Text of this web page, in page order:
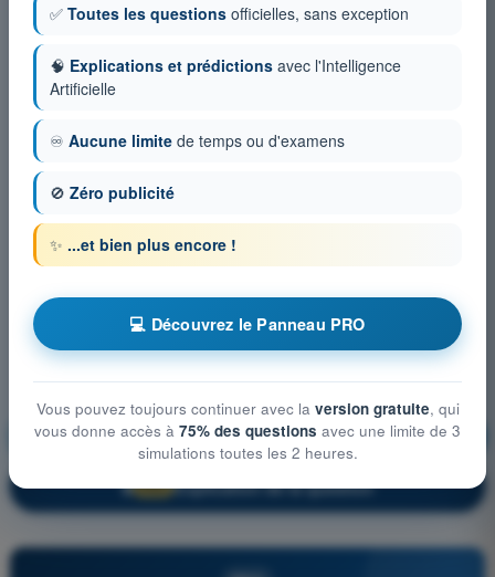
Règlementation S'entraîner !
🔒 PRO Explication de la question
✅ Toutes les questions officielles, sans exception
🧠 Explications et prédictions avec l'Intelligence
Artificielle
♾️ Aucune limite de temps ou d'examens
🚫 Zéro publicité
✨ ...et bien plus encore !
💻 Découvrez le Panneau PRO
Vous pouvez toujours continuer avec la version gratuite, qui
vous donne accès à 75% des questions avec une limite de 3
simulations toutes les 2 heures.